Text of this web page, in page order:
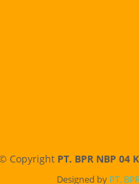
Copyright PT. BPR NBP 04
Designed by PT.